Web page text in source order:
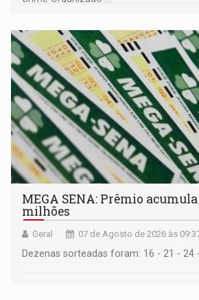
MEGA SENA: Prêmio acumula
milhões
Geral 07 de Agosto de 2026 às
Dezenas sorteadas foram: 16 - 21 - 24